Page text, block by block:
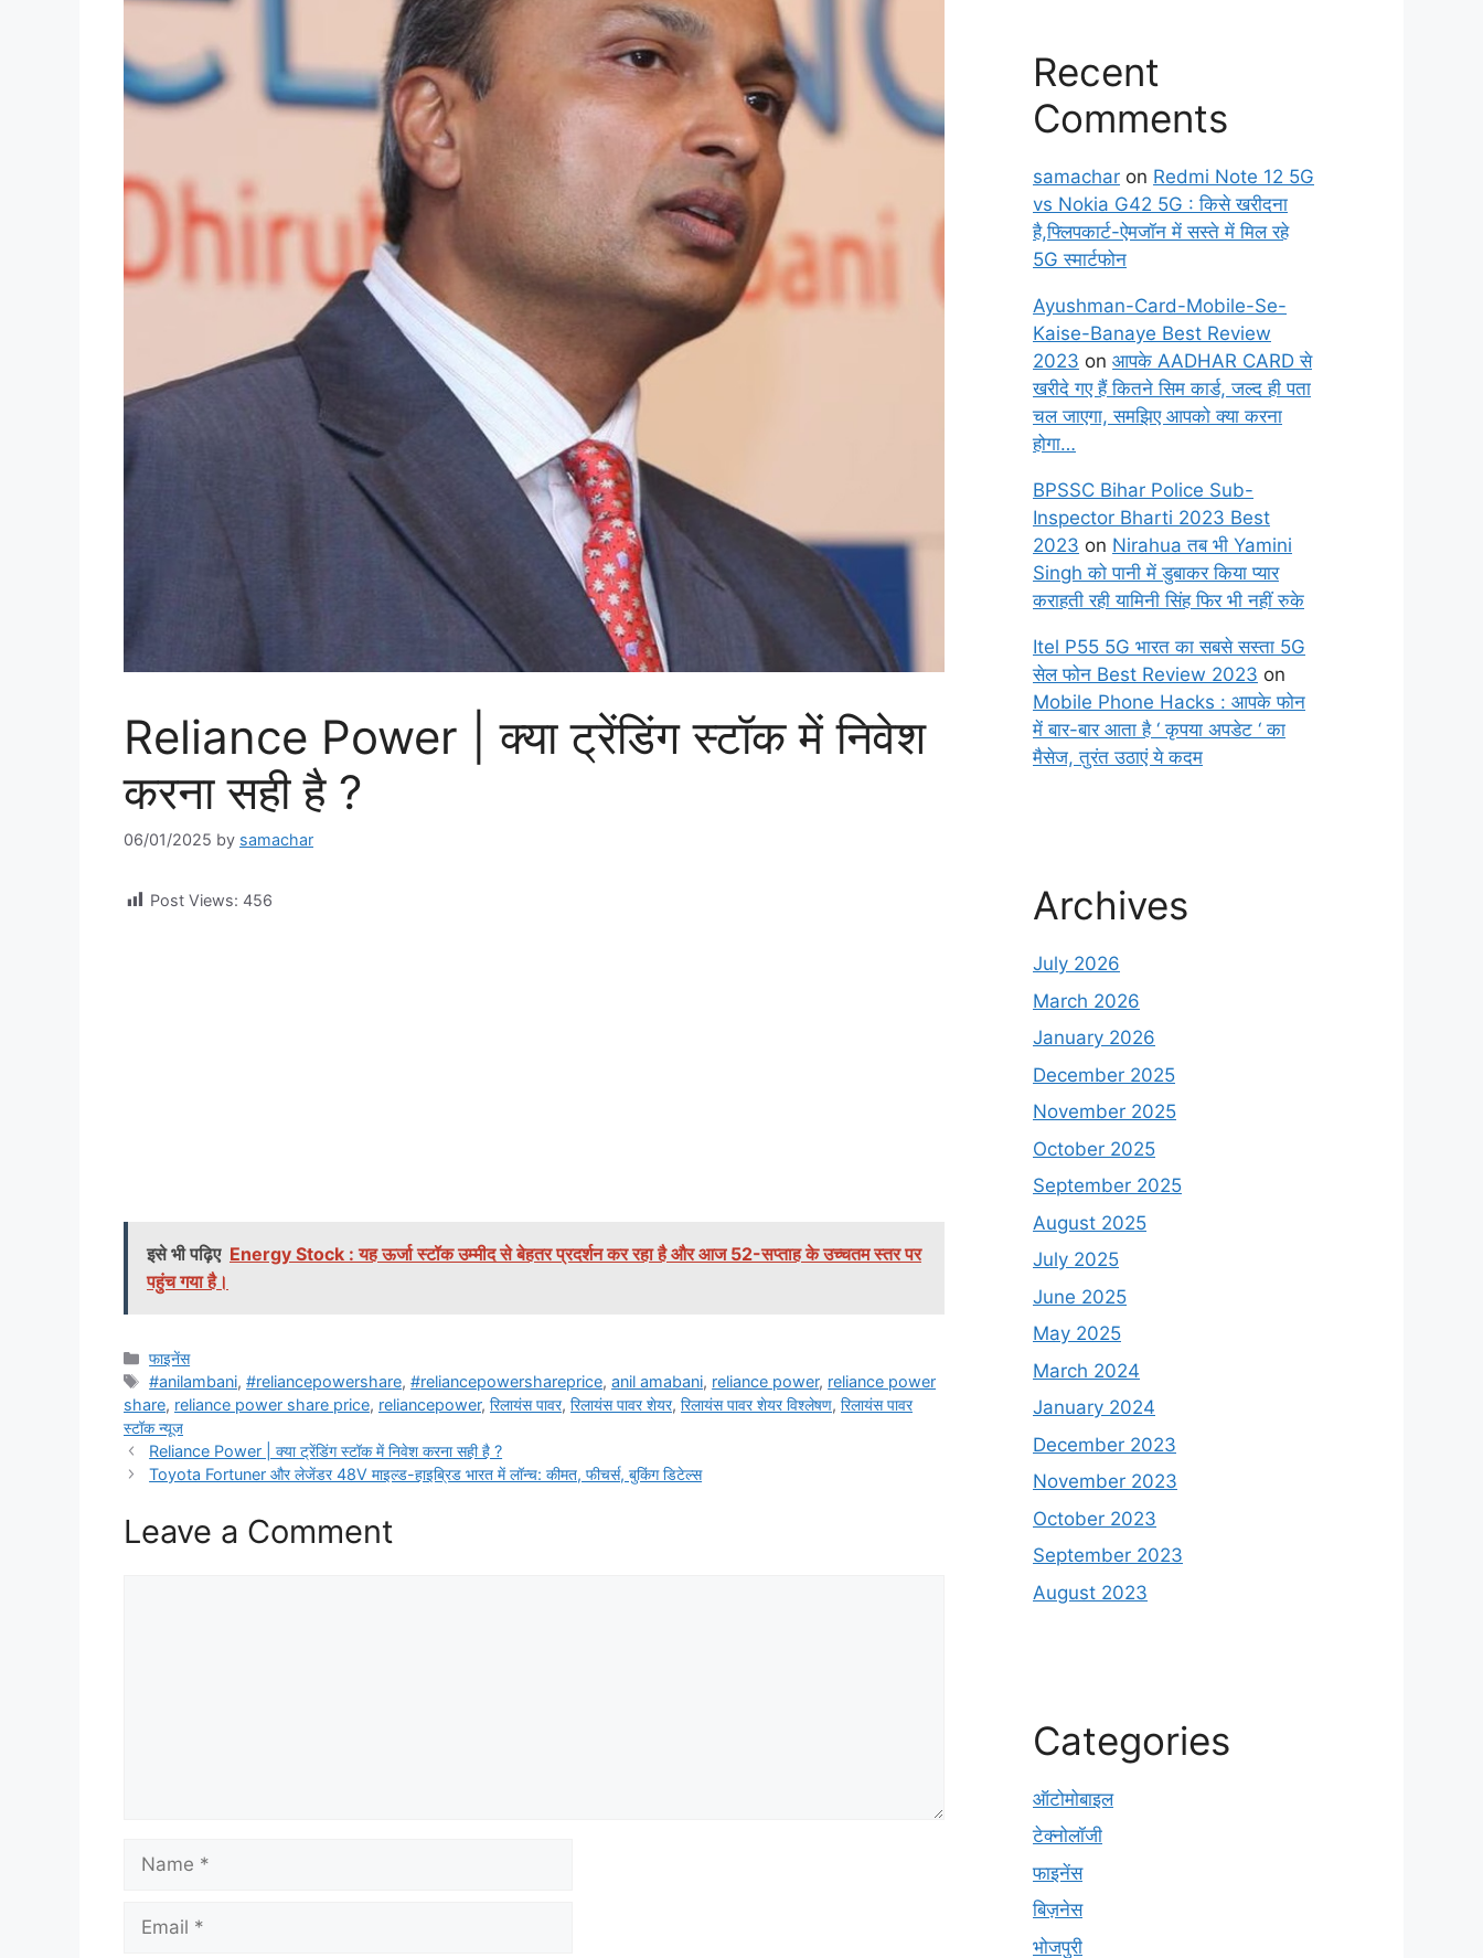
Reliance Power | क्या ट्रेंडिंग स्टॉक में निवेश
करना सही है ?
06/01/2025 by samachar
Post Views: 456
इसे भी पढ़िए Energy Stock : यह ऊर्जा स्टॉक उम्मीद से बेहतर प्रदर्शन कर रहा है और आज 52-सप्ताह के उच्चतम स्तर पर
पहुंच गया है।
Categories
फाइनेंस
Tags
#anilambani,#reliancepowershare,#reliancepowershareprice,anil amabani, reliance power, reliance power
share, reliance power share price, reliancepower, रिलायंस पावर, रिलायंस पावर शेयर, रिलायंस पावर शेयर विश्लेषण, रिलायंस पावर
स्टॉक न्यूज
Reliance Power | क्या ट्रेंडिंग स्टॉक में निवेश करना सही है ?
Toyota Fortuner और लेजेंडर 48V माइल्ड-हाइब्रिड भारत में लॉन्च: कीमत, फीचर्स, बुकिंग डिटेल्स
Leave a Comment
Name
Email
Recent
Comments
samachar on Redmi Note 12 5G
vs Nokia G42 5G : किसे खरीदना
है,फ्लिपकार्ट-ऐमजॉन में सस्ते में मिल रहे
5G स्मार्टफोन
Ayushman-Card-Mobile-Se-
Kaise-Banaye Best Review
2023 on आपके AADHAR CARD से
खरीदे गए हैं कितने सिम कार्ड, जल्द ही पता
चल जाएगा, समझिए आपको क्या करना
होगा…
BPSSC Bihar Police Sub-
Inspector Bharti 2023 Best
2023 on Nirahua तब भी Yamini
Singh को पानी में डुबाकर किया प्यार
कराहती रही यामिनी सिंह फिर भी नहीं रुके
Itel P55 5G भारत का सबसे सस्ता 5G
सेल फोन Best Review 2023 on
Mobile Phone Hacks : आपके फोन
में बार-बार आता है ‘ कृपया अपडेट ‘ का
मैसेज, तुरंत उठाएं ये कदम
Archives
July 2026
March 2026
January 2026
December 2025
November 2025
October 2025
September 2025
August 2025
July 2025
June 2025
May 2025
March 2024
January 2024
December 2023
November 2023
October 2023
September 2023
August 2023
Categories
ऑटोमोबाइल
टेक्नोलॉजी
फाइनेंस
बिज़नेस
भोजपुरी